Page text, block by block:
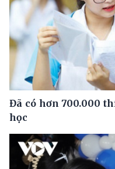
Đã có hơn 700.000
học